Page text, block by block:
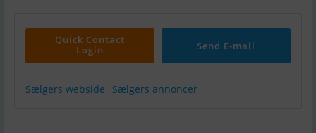
Quick Contact
Login
Send E-mail
Sælgers webside Sælgers annoncer